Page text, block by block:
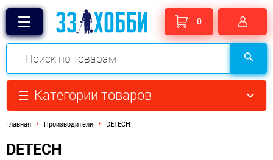
0
Категории товаров
Главная Производители DETECH
DETECH